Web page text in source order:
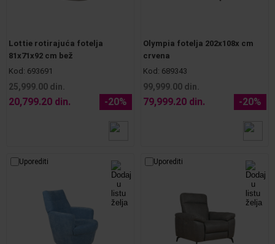
Lottie rotirajuća fotelja
81x71x92 cm bež
Kod: 693691
25,999.00 din.
20,799.20 din. -20%
Olympia fotelja 202x108x cm
crvena
Kod: 689343
99,999.00 din.
79,999.20 din. -20%
Uporediti Uporediti